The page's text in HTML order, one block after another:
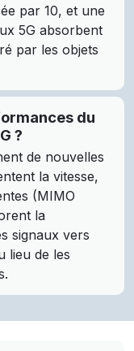
par 10, et une
5G absorbent
par les objets
du
?
de nouvelles
la vitesse,
(MIMO
la
signaux vers
lieu de les